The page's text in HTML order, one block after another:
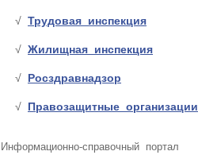
Трудовая инспекция
Жилищная инспекция
Росздравнадзор
Правозащитные организации
Информационно-справочный портал